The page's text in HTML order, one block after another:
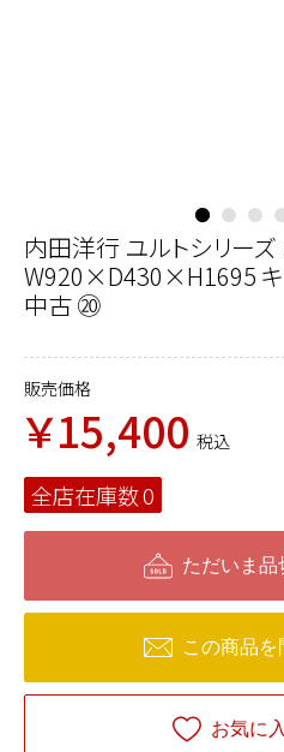
内田洋行 ユルトシリーズ
W920×D430×H1695 キ
中古 ⑳
販売価格
￥15,400 税込
全店在庫数0
ただいま品
この商品を
お気に